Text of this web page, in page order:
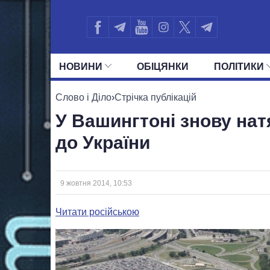
НОВИНИ ОБIЦЯНКИ ПОЛIТИКИ
УСІ ПОЛІТИКИ
Слово і Діло›Стрічка публікацій
У Вашингтоні знову
до України
9 жовтня 2014, 10:53
Читати російською